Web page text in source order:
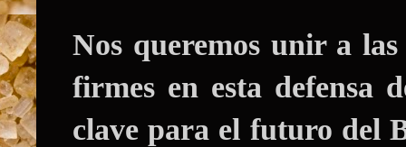
Nos queremos unir a
firmes en esta defensa
clave para el futuro del